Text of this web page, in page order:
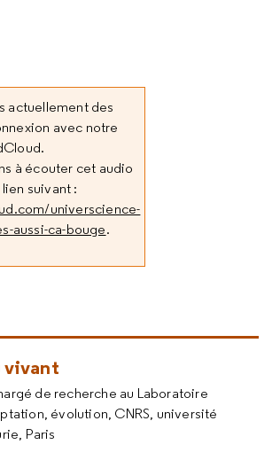
actuellement des
avec notre
à écouter cet audio
suivant :
universcience-
aussi-ca-bouge.
vivant
de recherche au Laboratoire
évolution, CNRS, université
Paris